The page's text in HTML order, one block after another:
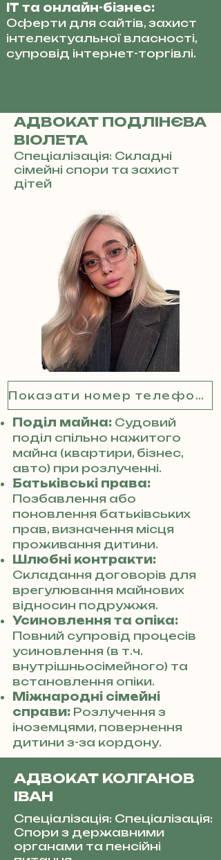
IT та онлайн-бізнес:
Оферти для сайтів, захист
інтелектуальної власності,
супровід інтернет-торгівлі.
АДВОКАТ ПОДЛІНЄВА
ВІОЛЕТА
Спеціалізація: Складні
сімейні спори та захист
дітей
Показати номер телефону
Поділ майна: Судовий
поділ спільно нажитого
майна (квартири, бізнес,
авто) при розлученні.
Батьківські права:
Позбавлення або
поновлення батьківських
прав, визначення місця
проживання дитини.
Шлюбні контракти:
Складання договорів для
врегулювання майнових
відносин подружжя.
Усиновлення та опіка:
Повний супровід процесів
усиновлення (в т.ч.
внутрішньосімейного) та
встановлення опіки.
Міжнародні сімейні
справи: Розлучення з
іноземцями, повернення
дитини з-за кордону.
АДВОКАТ КОЛГАНОВ
ІВАН
Спеціалізація: Спеціалізація:
Спори з державними
органами та пенсійні